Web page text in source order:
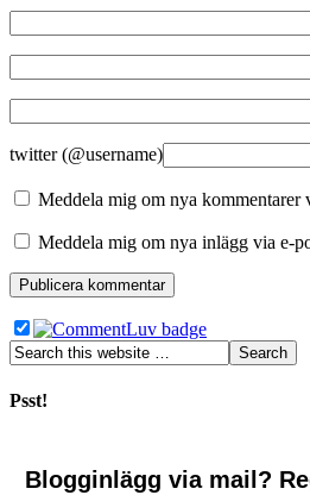
twitter (@username)
Meddela mig om nya kommentarer
Meddela mig om nya inlägg via e-
Psst!
Blogginlägg via mail?